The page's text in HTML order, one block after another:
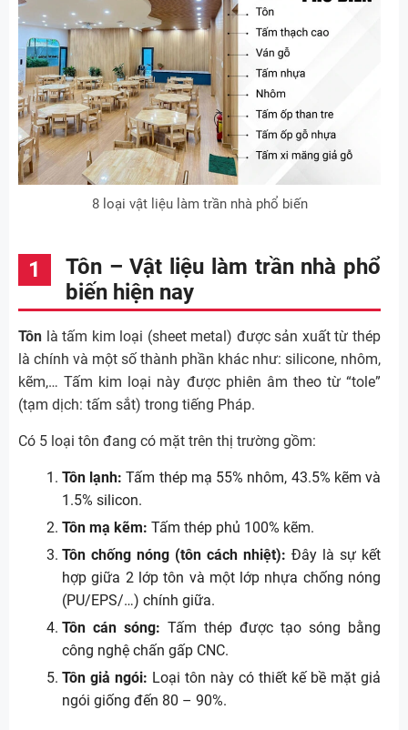
8 loại vật liệu làm trần nhà phổ biến
Tôn – Vật liệu làm trần nhà phổ
biến hiện nay
Tôn là tấm kim loại (sheet metal) được sản xuất từ thép
là chính và một số thành phần khác như: silicone, nhôm,
kẽm,… Tấm kim loại này được phiên âm theo từ “tole”
(tạm dịch: tấm sắt) trong tiếng Pháp.
Có 5 loại tôn đang có mặt trên thị trường gồm:
Tôn lạnh: Tấm thép mạ 55% nhôm, 43.5% kẽm và
1.5% silicon.
Tôn mạ kẽm: Tấm thép phủ 100% kẽm.
Tôn chống nóng (tôn cách nhiệt): Đây là sự kết
hợp giữa 2 lớp tôn và một lớp nhựa chống nóng
(PU/EPS/…) chính giữa.
Tôn cán sóng: Tấm thép được tạo sóng bằng
công nghệ chấn gấp CNC.
Tôn giả ngói: Loại tôn này có thiết kế bề mặt giả
ngói giống đến 80 – 90%.